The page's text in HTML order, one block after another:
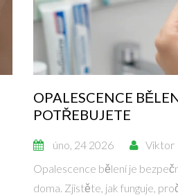
OPALESCENCE
POTŘEBUJETE
úno, 24 2026
Viktor
Opalescence bělení je
doma. Zjistěte, jak funguje,